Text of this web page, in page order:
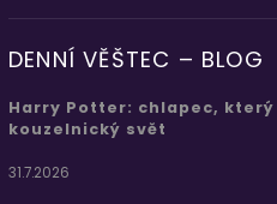
DENNÍ VĚŠTEC – BLOG
Harry Potter: chlapec, který
kouzelnický svět
31.7.2026